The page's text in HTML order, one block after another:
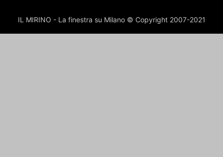
IL MIRINO - La finestra su Milano © Copyright 2007-2021